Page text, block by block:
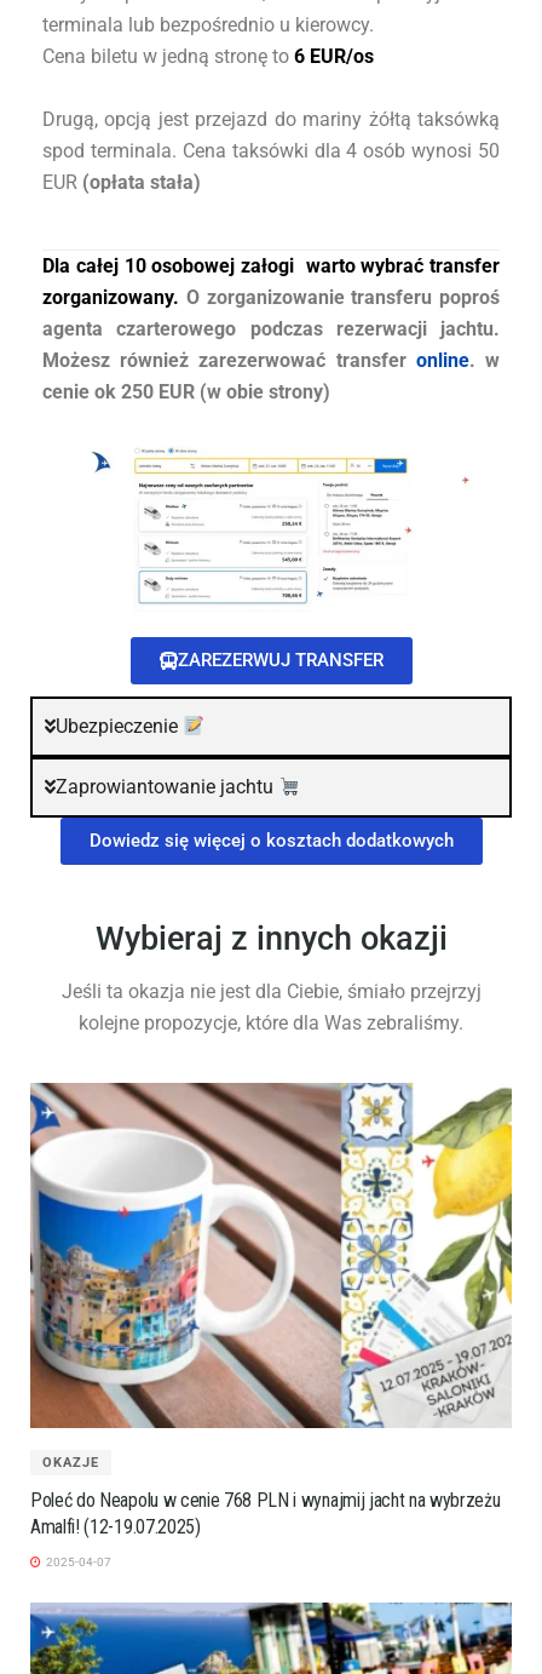
terminala lub bezpośrednio u kierowcy.
Cena biletu w jedną stronę to 6 EUR/os
Drugą, opcją jest przejazd do mariny żółtą taksówką
spod terminala. Cena taksówki dla 4 osób wynosi 50
EUR (opłata stała)
Dla całej 10 osobowej załogi warto wybrać transfer
zorganizowany. O zorganizowanie transferu poproś
agenta czarterowego podczas rezerwacji jachtu.
Możesz również zarezerwować transfer online. w
cenie ok 250 EUR (w obie strony)
ZAREZERWUJ TRANSFER
Ubezpieczenie
Zaprowiantowanie jachtu
Dowiedz się więcej o kosztach dodatkowych
Wybieraj z innych okazji
Jeśli ta okazja nie jest dla Ciebie, śmiało przejrzyj
kolejne propozycje, które dla Was zebraliśmy.
OKAZJE
Poleć do Neapolu w cenie 768 PLN i wynajmij jacht na wybrzeżu
Amalfi! (12-19.07.2025)
2025-04-07